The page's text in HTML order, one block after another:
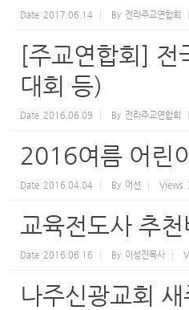
Date 2017.06.14 By 전라주교연합회
[주교연합회] 전
대회 등)
Date 2016.06.09 By 전라주교연합회
2016여름 어린
Date 2016.04.04 By 어선 Views
교육전도사 추
Date 2016.06.16 By 이성진목사
나주신광교회